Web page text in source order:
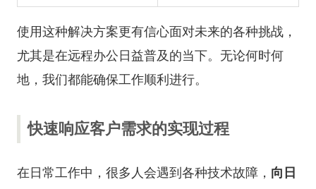
使用这种解决方案更有信心面对未来的各种挑战，
尤其是在远程办公日益普及的当下。无论何时何
地，我们都能确保工作顺利进行。
快速响应客户需求的实现过程
在日常工作中，很多人会遇到各种技术故障， 向日